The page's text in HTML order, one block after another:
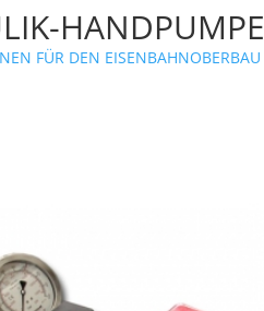
HANDPUMPE
FÜR DEN EISENBAHNOBERBAU